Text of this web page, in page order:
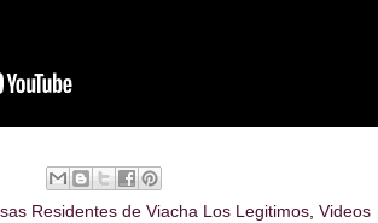
Residentes de Viacha Los Legitimos Videos